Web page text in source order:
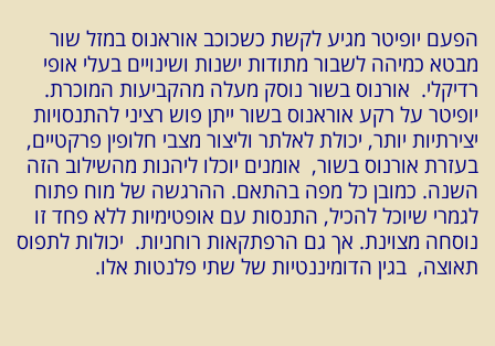
הפעם יופיטר מגיע לקשת כשכוכב אוראנוס במזל שור
מבטא כמיהה לשבור מתודות ישנות ושינויים בעלי אופי
רדיקלי. אורנוס בשור נוסק מעלה מהקביעות המוכרת.
יופיטר על רקע אוראנוס בשור ייתן פוש רציני להתנסויות
יצירתיות יותר, יכולת לאלתר וליצור מצבי חלופין פרקטיים,
בעזרת אורנוס בשור, אומנים יוכלו ליהנות מהשילוב הזה
השנה. כמובן כל מפה בהתאם. ההרגשה של מוח פתוח
לגמרי שיוכל להכיל, התנסות עם אופטימיות ללא פחד זו
נוסחה מצוינת. אך גם הרפתקאות רוחניות. יכולות לתפוס
תאוצה, בגין הדומיננטיות של שתי פלנטות אלו.